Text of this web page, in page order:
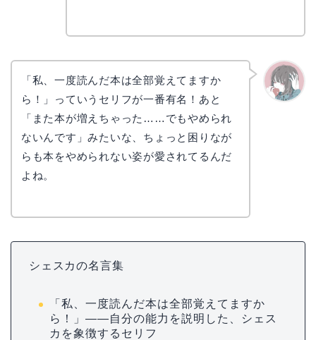
「私、一度読んだ本は全部覚えてますか
ら！」っていうセリフが一番有名！あと
「また本が増えちゃった……でもやめられ
ないんです」みたいな、ちょっと困りなが
らも本をやめられない姿が愛されてるんだ
よね。
シェスカの名言集
「私、一度読んだ本は全部覚えてますか
ら！」——自分の能力を説明した、シェス
カを象徴するセリフ